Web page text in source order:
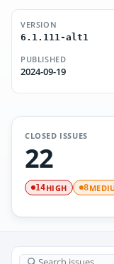
VERSION
6.1.111-alt1
PUBLISHED
2024-09-19
CLOSED ISSUES
22
14HIGH 8